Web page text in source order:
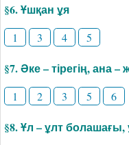
§6. Ұшқан ұя
1 3 4 5
§7. Әке – тірегің, ана –
1 2 3 5 6
§8. Ұл – ұлт